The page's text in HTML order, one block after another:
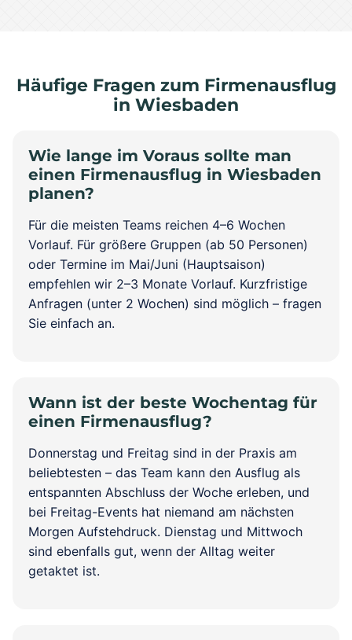
Häufige Fragen zum Firmenausflug
in Wiesbaden
Wie lange im Voraus sollte man
einen Firmenausflug in Wiesbaden
planen?
Für die meisten Teams reichen 4–6 Wochen
Vorlauf. Für größere Gruppen (ab 50 Personen)
oder Termine im Mai/Juni (Hauptsaison)
empfehlen wir 2–3 Monate Vorlauf. Kurzfristige
Anfragen (unter 2 Wochen) sind möglich – fragen
Sie einfach an.
Wann ist der beste Wochentag für
einen Firmenausflug?
Donnerstag und Freitag sind in der Praxis am
beliebtesten – das Team kann den Ausflug als
entspannten Abschluss der Woche erleben, und
bei Freitag-Events hat niemand am nächsten
Morgen Aufstehdruck. Dienstag und Mittwoch
sind ebenfalls gut, wenn der Alltag weiter
getaktet ist.